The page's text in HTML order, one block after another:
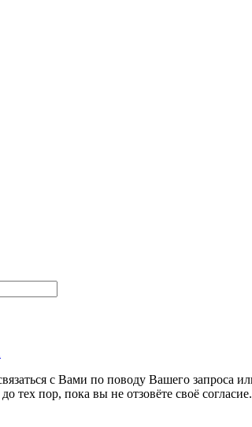
с Вами по поводу Вашего запроса
тех пор, пока вы не отзовёте своё